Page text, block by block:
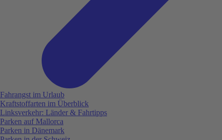
Fahrangst im Urlaub
Kraftstoffarten im Überblick
Linksverkehr: Länder & Fahrtipps
Parken auf Mallorca
Parken in Dänemark